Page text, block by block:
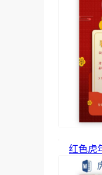
红色虎